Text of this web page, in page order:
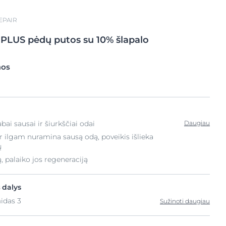
PLUS pėdų putos su 10% šlapalo
sausai ir šiurkščiai odai
nuramina sausą odą, poveikis išlieka
palaiko jos regeneraciją
Daugiau
dalys
3
Sužinoti daugiau